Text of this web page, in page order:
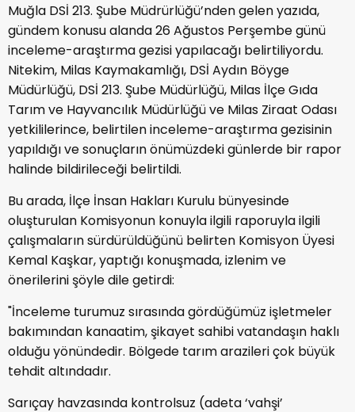
Muğla DSİ 213. Şube Müdrürlüğü’nden gelen yazıda,
gündem konusu alanda 26 Ağustos Perşembe günü
inceleme-araştırma gezisi yapılacağı belirtiliyordu.
Nitekim, Milas Kaymakamlığı, DSİ Aydın Böyge
Müdürlüğü, DSİ 213. Şube Müdürlüğü, Milas İlçe Gıda
Tarım ve Hayvancılık Müdürlüğü ve Milas Ziraat Odası
yetkililerince, belirtilen inceleme-araştırma gezisinin
yapıldığı ve sonuçların önümüzdeki günlerde bir rapor
halinde bildirileceği belirtildi.
Bu arada, İlçe İnsan Hakları Kurulu bünyesinde
oluşturulan Komisyonun konuyla ilgili raporuyla ilgili
çalışmaların sürdürüldüğünü belirten Komisyon Üyesi
Kemal Kaşkar, yaptığı konuşmada, izlenim ve
önerilerini şöyle dile getirdi:
"İnceleme turumuz sırasında gördüğümüz işletmeler
bakımından kanaatim, şikayet sahibi vatandaşın haklı
olduğu yönündedir. Bölgede tarım arazileri çok büyük
tehdit altındadır.
Sarıçay havzasında kontrolsuz (adeta ‘vahşi’